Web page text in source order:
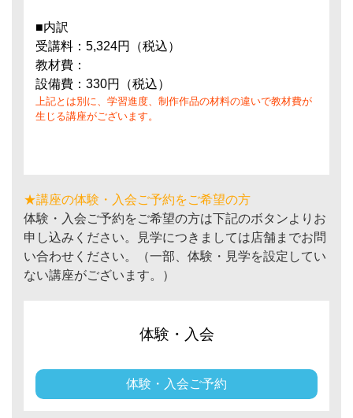
■内訳
受講料：5,324円（税込）
教材費：
設備費：330円（税込）
上記とは別に、学習進度、制作作品の材料の違いで教材費が
生じる講座がございます。
★講座の体験・入会ご予約をご希望の方
体験・入会ご予約をご希望の方は下記のボタンよりお
申し込みください。見学につきましては店舗までお問
い合わせください。（一部、体験・見学を設定してい
ない講座がございます。）
体験・入会
体験・入会ご予約